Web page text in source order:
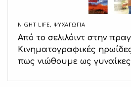
NIGHT LIFE, ΨΥΧΑΓΩΓΙΑ
Από το σελιλόιντ στην
Κινηματογραφικές
πως νιώθουμε ως γυναίκες